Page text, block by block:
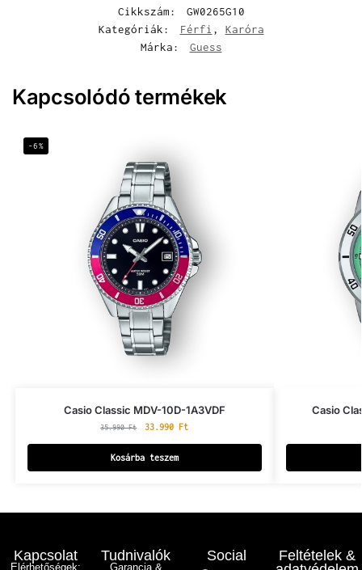
Cikkszám:
GW0265G10
Kategóriák:
Férfi , Karóra
Márka:
Guess
Kapcsolódó termékek
-6%
Casio Classic MDV-10D-1A3VDF
35.990Ft 33.990 Ft
Kosárba teszem
Casio
Kapcsolat
Elérhetőségek:
Tudnivalók
Garancia &
Social
Feltételek &